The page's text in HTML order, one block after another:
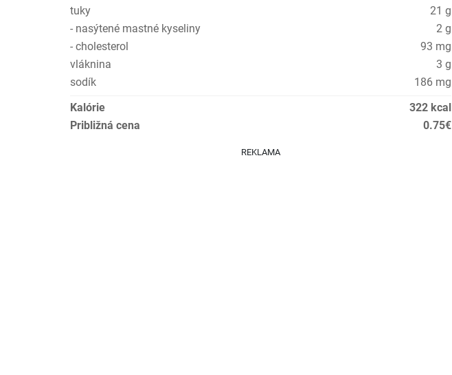
tuky
21 g
- nasýtené mastné kyseliny
2 g
- cholesterol
93 mg
vláknina
3 g
sodík
186 mg
Kalórie
322 kcal
Približná cena
0.75€
REKLAMA